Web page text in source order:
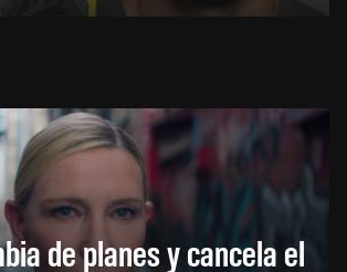
de planes y cancela el